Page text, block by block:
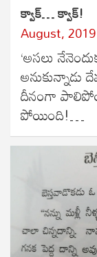
క్వాక్… క్వాక్!
August, 2019
‘అసలు
అనుకున్నాడు
దీనంగా
పోయింది!…